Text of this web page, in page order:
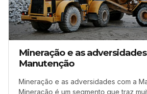
Mineração e as
Manutenção
Mineração e as adversidades com a
Mineração é um segmento que traz